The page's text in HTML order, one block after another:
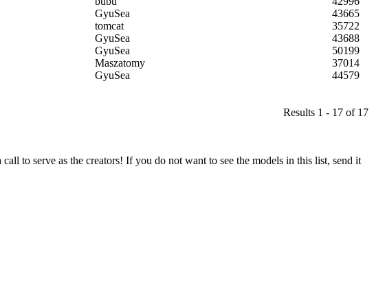
GyuSea
43665
tomcat
35722
GyuSea
43688
GyuSea
50199
Maszatomy
37014
GyuSea 44579
Results 1 - 17 of 17
to serve as the creators! If you do not want to see the models in this list, send it